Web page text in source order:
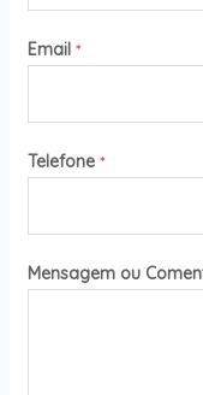
Email *
Telefone *
Mensagem ou